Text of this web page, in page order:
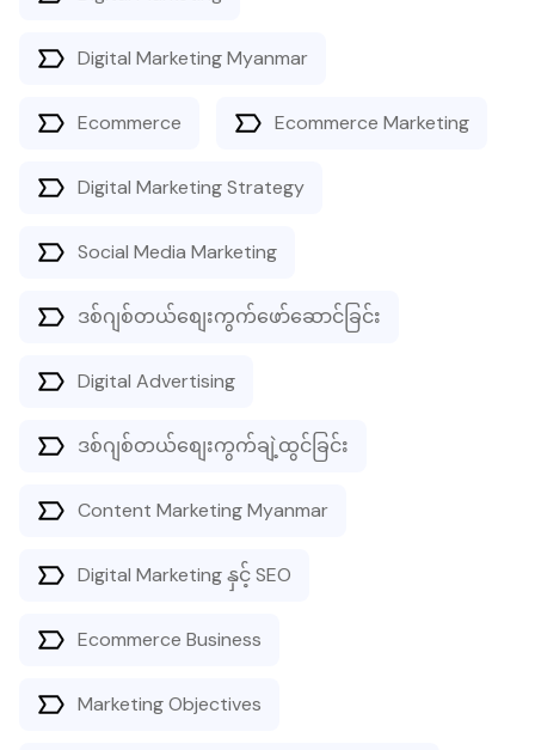
Digital Marketing Myanmar
Ecommerce Ecommerce Marketing
Digital Marketing Strategy
Social Media Marketing
ဒစ်ဂျစ်တယ်စျေးကွက်ဖော်ဆောင်ခြင်း
Digital Advertising
ဒစ်ဂျစ်တယ်စျေးကွက်ချဲ့ထွင်ခြင်း
Content Marketing Myanmar
Digital Marketing နှင့် SEO
Ecommerce Business
Marketing Objectives